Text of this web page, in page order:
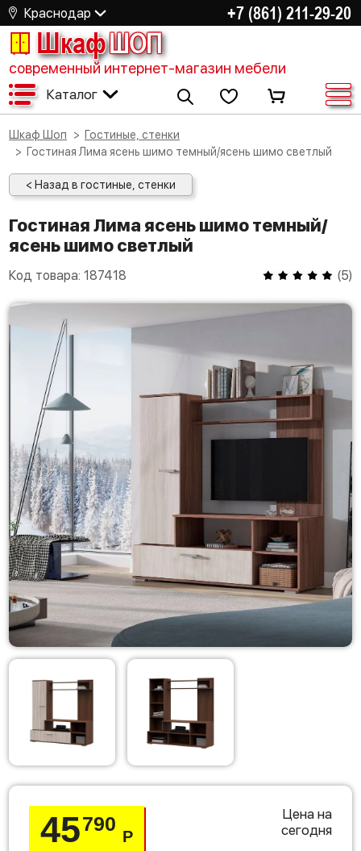
Краснодар +7 (861) 211-29-20
ШкафШОП
современный интернет-магазин мебели
Каталог
Шкаф Шоп
Гостиные, стенки
Гостиная Лима ясень шимо темный/ясень шимо светлый
< Назад в гостиные, стенки
Гостиная Лима ясень шимо темный/
ясень шимо светлый
Код товара: 187418 (5)
45790
Р
Цена на
сегодня